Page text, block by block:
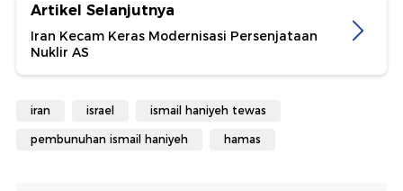
Artikel Selanjutnya
Iran Kecam Keras Modernisasi Persenjataan
Nuklir AS
iran israel ismail haniyeh tewas
pembunuhan ismail haniyeh hamas